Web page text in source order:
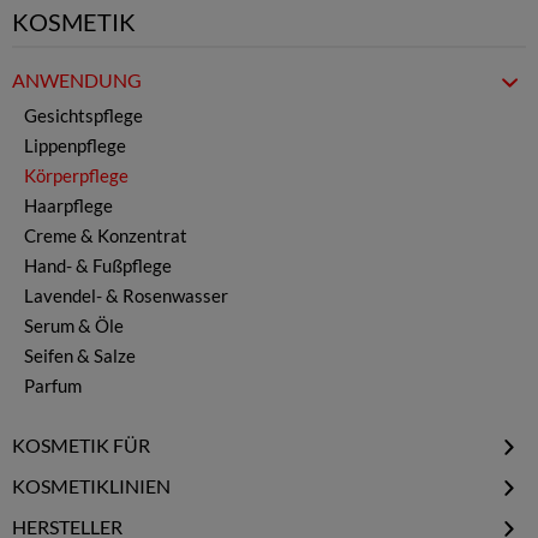
KOSMETIK
ANWENDUNG
Gesichtspflege
Lippenpflege
Körperpflege
Haarpflege
Creme & Konzentrat
Hand- & Fußpflege
Lavendel- & Rosenwasser
Serum & Öle
Seifen & Salze
Parfum
KOSMETIK FÜR
Frauen
KOSMETIKLINIEN
Protect
HERSTELLER